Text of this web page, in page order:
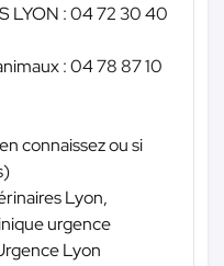
LYON : 04 72 30 40
: 04 78 87 10
connaissez ou si
Lyon,
urgence
Lyon